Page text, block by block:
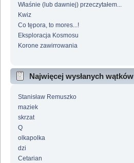
Właśnie (lub dawniej) przeczytałem...
Kwiz
Co tępora, to mores...!
Eksploracja Kosmosu
Korone zawirrowania
Najwięcej wysłanych wątków
Stanisław Remuszko
maziek
skrzat
Q
olkapolka
dzi
Cetarian